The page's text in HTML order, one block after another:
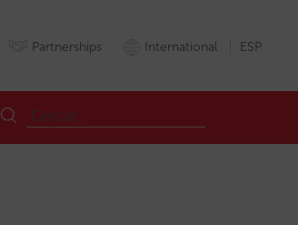
Partnerships International ESP